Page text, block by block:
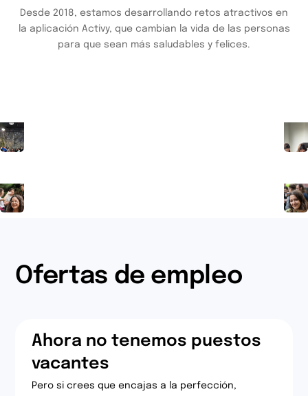
Desde 2018, estamos desarrollando retos atractivos en
la aplicación Activy, que cambian la vida de las personas
para que sean más saludables y felices.
Ofertas de empleo
Ahora no tenemos puestos
vacantes
Pero si crees que encajas a la perfección,